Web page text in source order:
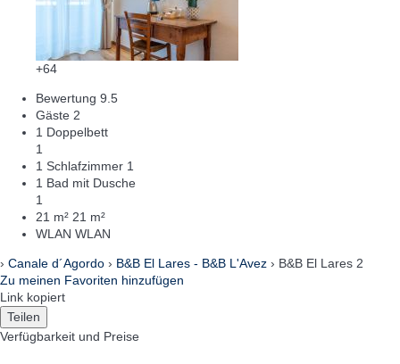
+64
Bewertung 9.5
Gäste 2
1 Doppelbett
1
1 Schlafzimmer 1
1 Bad mit Dusche
1
21 m² 21 m²
WLAN WLAN
› Canale d´Agordo › B&B El Lares - B&B L'Avez › B&B El Lares 2
Zu meinen Favoriten hinzufügen
Link kopiert
Teilen
Verfügbarkeit und Preise